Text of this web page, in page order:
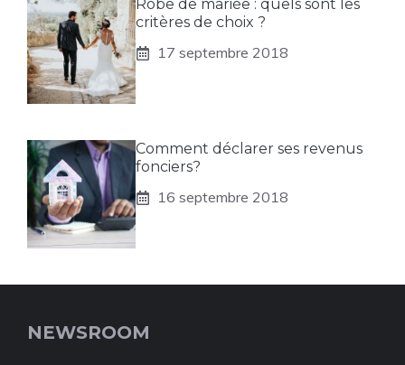
Robe de mariée : quels sont les
critères de choix ?
17 septembre 2018
Comment déclarer ses revenus
fonciers?
16 septembre 2018
NEWSROOM